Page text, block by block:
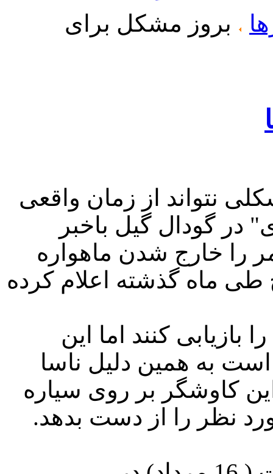
بروز مشکل برای
نتواند از زمان واقعی
در گودال گیل باخبر
را خارج شدن ماهواره
طی ماه گذشته اعلام کرده
بازیابی کنند اما این
به همین دلیل ناسا
کاوشگر بر روی سیاره
نظر را از دست بدهد.